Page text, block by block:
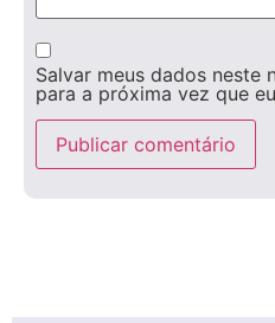
Salvar meus dados neste
para a próxima vez que